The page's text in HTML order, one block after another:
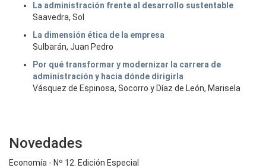
La administración frente al desarrollo sustentable
Saavedra, Sol
La dimensión ética de la empresa
Sulbarán, Juan Pedro
Por qué transformar y modernizar la carrera de
administración y hacia dónde dirigirla
Vásquez de Espinosa, Socorro y Díaz de León, Marisela
Novedades
Economía - Nº 12. Edición Especial